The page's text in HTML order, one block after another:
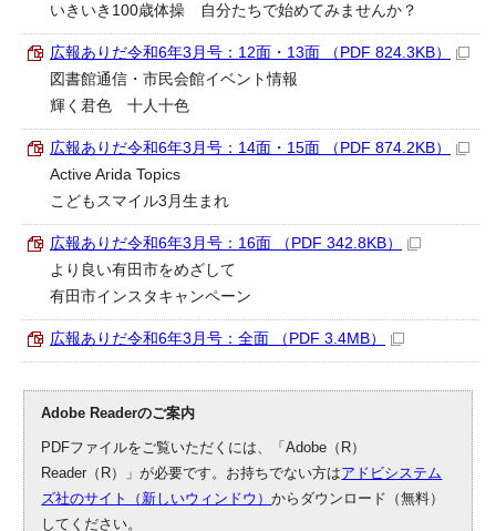
いきいき100歳体操 自分たちで始めてみませんか？
広報ありだ令和6年3月号：12面・13面 （PDF 824.3KB）
図書館通信・市民会館イベント情報
輝く君色 十人十色
広報ありだ令和6年3月号：14面・15面 （PDF 874.2KB）
Active Arida Topics
こどもスマイル3月生まれ
広報ありだ令和6年3月号：16面 （PDF 342.8KB）
より良い有田市をめざして
有田市インスタキャンペーン
広報ありだ令和6年3月号：全面 （PDF 3.4MB）
Adobe Readerのご案内
PDFファイルをご覧いただくには、「Adobe（R）
Reader（R）」が必要です。お持ちでない方はアドビシステム
ズ社のサイト（新しいウィンドウ）からダウンロード（無料）
してください。